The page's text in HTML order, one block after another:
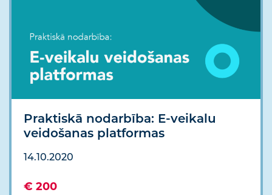
Praktiskā nodarbība: E-veikalu
veidošanas platformas
14.10.2020
€ 200